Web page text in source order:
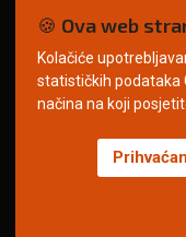
Uvjeti korištenja
🍪 Ova web
Kolačiće
statističkih podataka
načina na koji